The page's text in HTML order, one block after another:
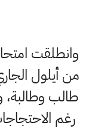
وانطلقت
رغم